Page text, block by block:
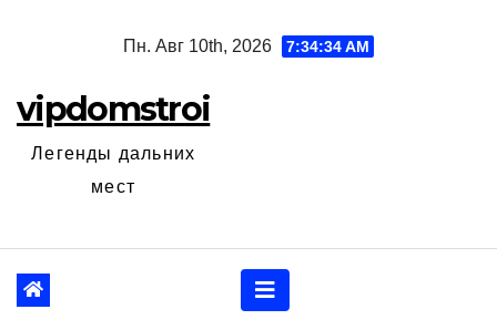
Пн. Авг 10th, 2026 7:34:35 AM
vipdomstroi
Легенды дальних
мест